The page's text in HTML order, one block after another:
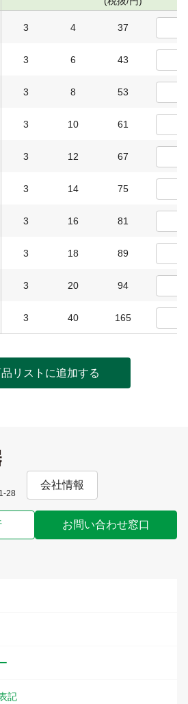
3 4 37
3 6 43
3 8 53
3 10 61
3 12 67
3 14 75
3 16 81
3 18 89
3 20 94
3 40 165
リストに追加する
28
会社情報
お問い合わせ窓口
記